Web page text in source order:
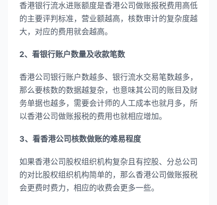
香港银行流水进账额度是香港公司做账报税费用高低
的主要评判标准，营业额越高，核数审计的复杂度越
大，对应的费用就会越高。
2、看银行账户数量及收款笔数
香港公司银行账户数越多、银行流水交易笔数越多，
那么要核数的数据越复杂，也意味其公司的账目及财
务单据也越多，需要会计师的人工成本也就月多，所
以香港公司做账报税的费用也就相应增加。
3、看香港公司核数做账的难易程度
如果香港公司股权组织机构复杂且有控股、分总公司
的对比股权组织机构简单的，那么香港公司做账报税
会更费时费力，相应的收费会更多一些。